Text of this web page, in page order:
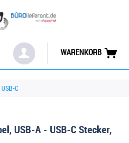
WARENKORB
C
USB-A - USB-C Stecker,